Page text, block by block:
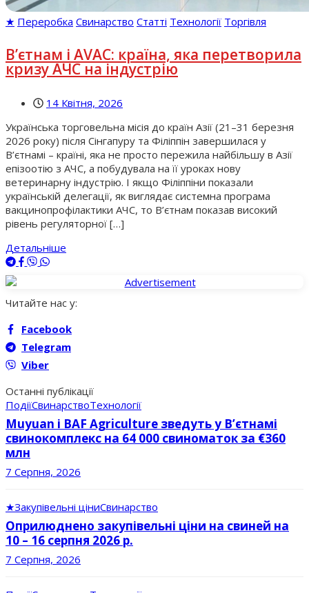
★ Переробка Свинарство Статті Технології Торгівля
В’єтнам і AVAC: країна, яка перетворила
кризу АЧС на індустрію
14 Квітня, 2026
Українська торговельна місія до країн Азії (21–31 березня
2026 року) після Сінгапуру та Філіппін завершилася у
В’єтнамі – країні, яка не просто пережила найбільшу в Азії
епізоотію з АЧС, а побудувала на її уроках нову
ветеринарну індустрію. І якщо Філіппіни показали
українській делегації, як виглядає системна програма
вакцинопрофілактики АЧС, то В’єтнам показав високий
рівень регуляторної […]
Детальніше
Читайте нас у:
Facebook
Telegram
Viber
Останні публікації
ПодіїСвинарствоТехнології
Muyuan і BAF Agriculture зведуть у В’єтнамі
свинокомплекс на 64 000 свиноматок за €360
млн
7 Серпня, 2026
★Закупівельні ціниСвинарство
Оприлюднено закупівельні ціни на свиней на
10 – 16 серпня 2026 р.
7 Серпня, 2026